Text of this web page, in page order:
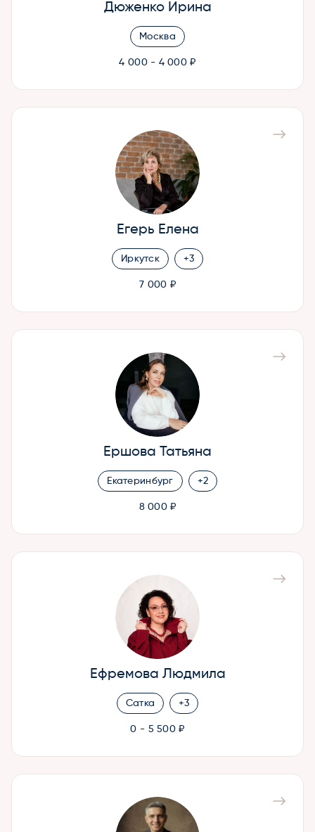
Дюженко Ирина
Москва
4 000 - 4 000 ₽
Егерь Елена
Иркутск +3
7 000 ₽
Ершова Татьяна
Екатеринбург +2
8 000 ₽
Ефремова Людмила
Сатка +3
0 - 5 500 ₽